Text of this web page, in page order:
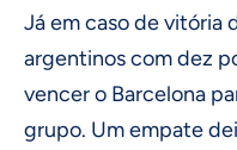
Já em caso de vitória
argentinos com dez
vencer o Barcelona
grupo. Um empate